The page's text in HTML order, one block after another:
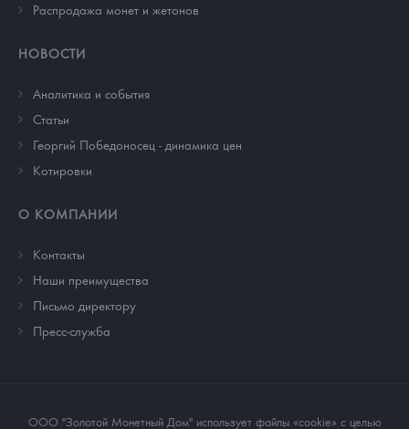
Распродажа монет и жетонов
НОВОСТИ
Аналитика и события
Cтатьи
Георгий Победоносец - динамика цен
Котировки
О КОМПАНИИ
Контакты
Наши преимущества
Письмо директору
Пресс-служба
ООО "Золотой Монетный Дом" использует файлы «cookie» с целью